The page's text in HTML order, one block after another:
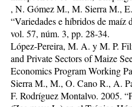
, N. Gómez M., M. Sierra M.,
“Variedades e híbridos de
vol. 57, núm. 3, pp. 28-34.
López-Pereira, M. A. y M. P.
and Private Sectors of Maize
Econ­o­mics Program Working
Sierra M., M., O. Cano R., A.
F. Rodríguez Montalvo. 2005.